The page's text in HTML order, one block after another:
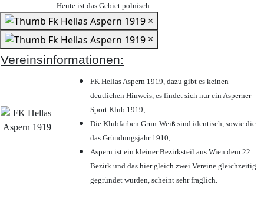
Heute ist das Gebiet polnisch.
×
×
Vereinsinformationen:
FK Hellas Aspern 1919, dazu gibt es keinen
deutlichen Hinweis, es findet sich nur ein Asperner
Sport Klub 1919;
Die Klubfarben Grün-Weiß sind identisch, sowie die
das Gründungsjahr 1910;
Aspern ist ein kleiner Bezirksteil aus Wien dem 22.
Bezirk und das hier gleich zwei Vereine gleichzeitig
gegründet wurden, scheint sehr fraglich.